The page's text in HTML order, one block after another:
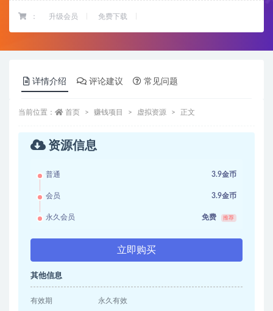
： 升级会员 免费下载
详情介绍 评论建议 常见问题
当前位置： 首页 赚钱项目 虚拟资源 正文
资源信息
普通 3.9金币
会员 3.9金币
永久会员 免费 推荐
立即购买
其他信息
有效期 永久有效